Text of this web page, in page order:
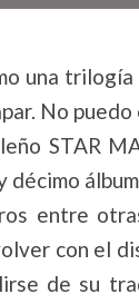
una
No
STAR
décimo
entre
con el
de su